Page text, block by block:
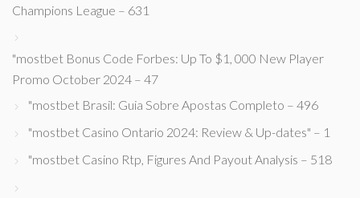
Champions League – 631
"mostbet Bonus Code Forbes: Up To $1, 000 New Player
Promo October 2024 – 47
"mostbet Brasil: Guia Sobre Apostas Completo – 496
"mostbet Casino Ontario 2024: Review & Up-dates" – 1
"mostbet Casino Rtp, Figures And Payout Analysis – 518